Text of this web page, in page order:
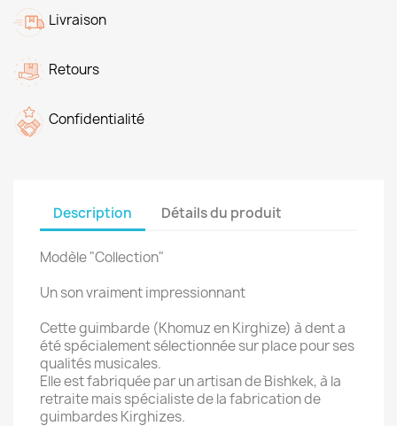
Livraison
Retours
Confidentialité
Description Détails du produit
Modèle "Collection"
Un son vraiment impressionnant
Cette guimbarde (Khomuz en Kirghize) à dent a
été spécialement sélectionnée sur place pour ses
qualités musicales.
Elle est fabriquée par un artisan de Bishkek, à la
retraite mais spécialiste de la fabrication de
guimbardes Kirghizes.